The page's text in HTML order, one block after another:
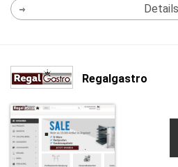
Details
Regalgastro